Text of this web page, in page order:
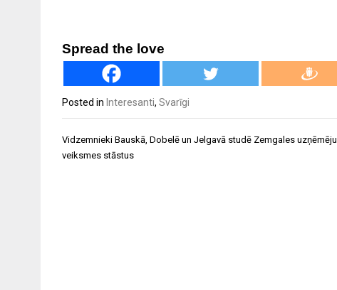
Spread the love
Posted in Interesanti, Svarīgi
Ziņu
izvēlne
Vidzemnieki Bauskā, Dobelē un Jelgavā studē Zemgales uzņēmēju
veiksmes stāstus